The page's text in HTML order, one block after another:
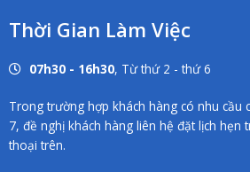
Thời Gian Làm Việc
07h30 - 16h30, Từ thứ 2 - thứ 6
Trong trường hợp khách hàng có nhu cầu
7, đề nghị khách hàng liên hệ đặt lịch hẹn
thoại trên.